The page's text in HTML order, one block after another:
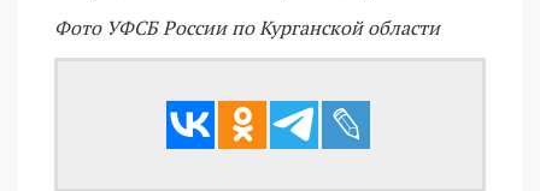
Фото УФСБ России по Курганской области